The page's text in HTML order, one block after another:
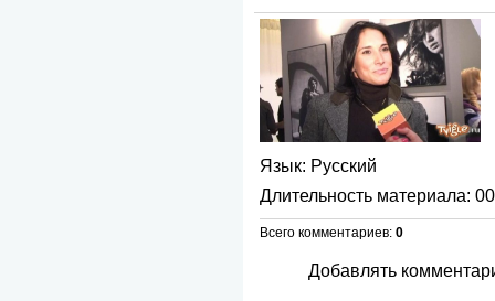
Язык: Русский
Длительность материала:
Всего комментариев: 0
Добавлять